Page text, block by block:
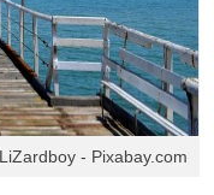
- Pixabay.com